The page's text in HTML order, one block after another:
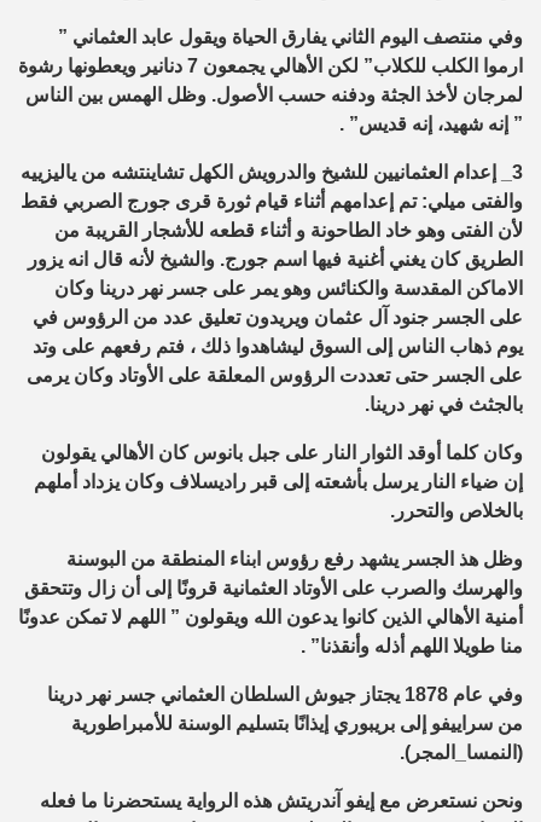
وفي منتصف اليوم الثاني يفارق الحياة ويقول عابد العثماني ”
ارموا الكلب للكلاب” لكن الأهالي يجمعون 7 دنانير ويعطونها رشوة
لمرجان لأخذ الجثة ودفنه حسب الأصول. وظل الهمس بين الناس
” إنه شهيد، إنه قديس” .
3_ إعدام العثمانيين للشيخ والدرويش الكهل تشاينتشه من ياليزييه
والفتى ميلي: تم إعدامهم أثناء قيام ثورة قرى جورج الصربي فقط
لأن الفتى وهو خاد الطاحونة و أثناء قطعه للأشجار القريبة من
الطريق كان يغني أغنية فيها اسم جورج. والشيخ لأنه قال انه يزور
الاماكن المقدسة والكنائس وهو يمر على جسر نهر درينا وكان
على الجسر جنود آل عثمان ويريدون تعليق عدد من الرؤوس في
يوم ذهاب الناس إلى السوق ليشاهدوا ذلك ، فتم رفعهم على وتد
على الجسر حتى تعددت الرؤوس المعلقة على الأوتاد وكان يرمى
بالجثث في نهر درينا.
وكان كلما أوقد الثوار النار على جبل بانوس كان الأهالي يقولون
إن ضياء النار يرسل بأشعته إلى قبر راديسلاف وكان يزداد أملهم
بالخلاص والتحرر.
وظل هذ الجسر يشهد رفع رؤوس ابناء المنطقة من البوسنة
والهرسك والصرب على الأوتاد العثمانية قرونًا إلى أن زال وتتحقق
أمنية الأهالي الذين كانوا يدعون الله ويقولون ” اللهم لا تمكن عدونًا
منا طويلا اللهم أذله وأنقذنا” .
وفي عام 1878 يجتاز جيوش السلطان العثماني جسر نهر درينا
من سراييفو إلى بريبوري إيذانًا بتسليم الوسنة للأمبراطورية
(النمسا_المجر).
ونحن نستعرض مع إيفو آندريتش هذه الرواية يستحضرنا ما فعله